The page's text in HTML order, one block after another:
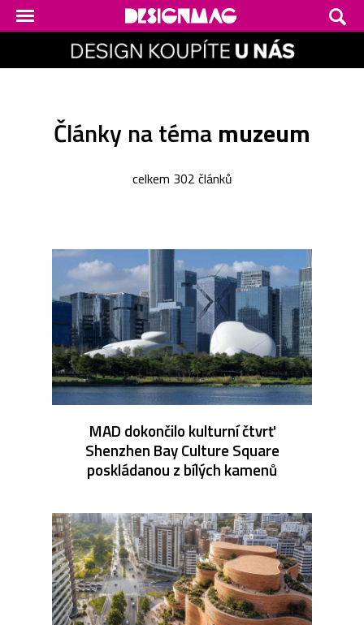
Články na témamuzeum
celkem 302 článků
MAD dokončilo kulturní čtvrť
Shenzhen Bay Culture Square
poskládanou z bílých kamenů